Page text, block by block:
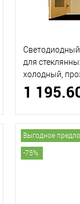
Светодиодный
для
холодный,
(ФУРНИКА)
1
Выгодное
-75%